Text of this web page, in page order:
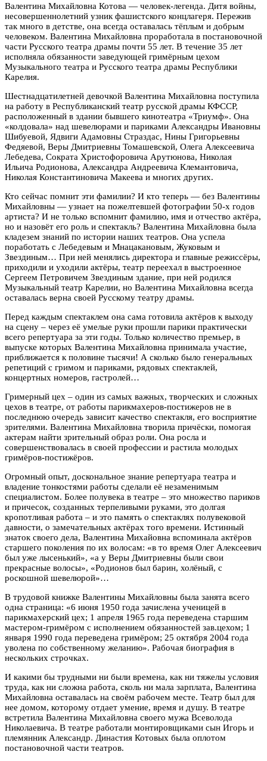
Валентина Михайловна Котова — человек-легенда. Дитя войны,
несовершеннолетний узник фашистского концлагеря. Пережив
так много в детстве, она всегда оставалась тёплым и добрым
человеком. Валентина Михайловна проработала в постановочной
части Русского театра драмы почти 55 лет. В течение 35 лет
исполняла обязанности заведующей гримёрным цехом
Музыкального театра и Русского театра драмы Республики
Карелия.
Шестнадцатилетней девочкой Валентина Михайловна поступила
на работу в Республиканский театр русской драмы КФССР,
расположенный в здании бывшего кинотеатра «Триумф». Она
«колдовала» над шевелюрами и париками Александры Ивановны
Шибуевой, Ядвиги Адамовны Страздас, Нины Григорьевны
Федяевой, Веры Дмитриевны Томашевской, Олега Алексеевича
Лебедева, Сократа Христофоровича Арутюнова, Николая
Ильича Родионова, Александра Андреевича Клемантовича,
Николая Константиновича Макеева и многих других.
Кто сейчас помнит эти фамилии? И кто теперь — без Валентины
Михайловны — узнает на пожелтевшей фотографии 50-х годов
артиста? И не только вспомнит фамилию, имя и отчество актёра,
но и назовёт его роль и спектакль? Валентина Михайловна была
кладезем знаний по истории наших театров. Она успела
поработать с Лебедевым и Мнацакановым, Жуковым и
Звездиным… При ней менялись директора и главные режиссёры,
приходили и уходили актёры, театр переехал в выстроенное
Сергеем Петровичем Звездиным здание, при ней родился
Музыкальный театр Карелии, но Валентина Михайловна всегда
оставалась верна своей Русскому театру драмы.
Перед каждым спектаклем она сама готовила актёров к выходу
на сцену – через её умелые руки прошли парики практически
всего репертуара за эти годы. Только количество премьер, в
выпуске которых Валентина Михайловна принимала участие,
приближается к половине тысячи! А сколько было генеральных
репетиций с гримом и париками, рядовых спектаклей,
концертных номеров, гастролей…
Гримерный цех – один из самых важных, творческих и сложных
цехов в театре, от работы парикмахеров-постижеров не в
последнюю очередь зависит качество спектакля, его восприятие
зрителями. Валентина Михайловна творила причёски, помогая
актерам найти зрительный образ роли. Она росла и
совершенствовалась в своей профессии и растила молодых
гримёров-постижёров.
Огромный опыт, доскональное знание репертуара театра и
владение тонкостями работы сделали её незаменимым
специалистом. Более полувека в театре – это множество париков
и причесок, созданных терпеливыми руками, это долгая
кропотливая работа – и это память о спектаклях полувековой
давности, о замечательных актёрах того времени. Истинный
знаток своего дела, Валентина Михайовна вспоминала актёров
старшего поколения по их волосам: «в то время Олег Алексеевич
был уже лысенький», «а у Веры Дмитриевны были свои
прекрасные волосы», «Родионов был барин, холёный, с
роскошной шевелюрой»…
В трудовой книжке Валентины Михайловны была занята всего
одна страница: «6 июня 1950 года зачислена ученицей в
парикмахерский цех; 1 апреля 1965 года переведена старшим
мастером-гримёром с исполнением обязанностей зав.цехом; 1
января 1990 года переведена гримёром; 25 октября 2004 года
уволена по собственному желанию». Рабочая биография в
нескольких строчках.
И какими бы трудными ни были времена, как ни тяжелы условия
труда, как ни сложна работа, сколь ни мала зарплата, Валентина
Михайловна оставалась на своём рабочем месте. Театр был для
нее домом, которому отдает умение, время и душу. В театре
встретила Валентина Михайловна своего мужа Всеволода
Николаевича. В театре работали монтировщиками сын Игорь и
племянник Александр. Династия Котовых была оплотом
постановочной части театров.